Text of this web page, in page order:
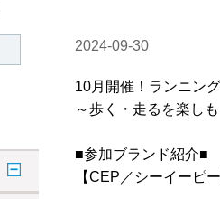
2024-09-30
10月開催！ランニン
～歩く・走るを楽し
■参加ブランド紹介■
【CEP／シーイーピー